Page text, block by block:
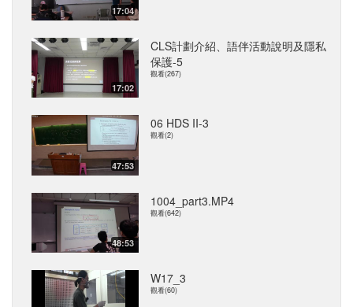
17:04
17:02
CLS計劃介紹、語伴活動說明及隱私
保護-5
觀看(267)
47:53
06 HDS II-3
觀看(2)
48:53
1004_part3.MP4
觀看(642)
W17_3
觀看(60)